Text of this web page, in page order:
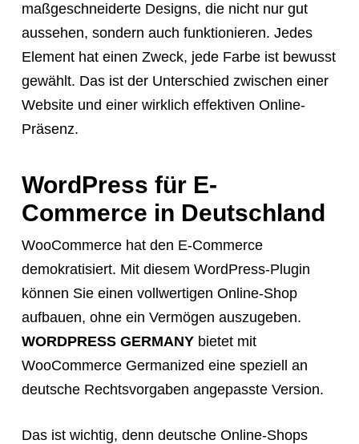
maßgeschneiderte Designs, die nicht nur gut
aussehen, sondern auch funktionieren. Jedes
Element hat einen Zweck, jede Farbe ist bewusst
gewählt. Das ist der Unterschied zwischen einer
Website und einer wirklich effektiven Online-
Präsenz.
WordPress für E-
Commerce in Deutschland
WooCommerce hat den E-Commerce
demokratisiert. Mit diesem WordPress-Plugin
können Sie einen vollwertigen Online-Shop
aufbauen, ohne ein Vermögen auszugeben.
WORDPRESS GERMANYbietet mit
WooCommerce Germanized eine speziell an
deutsche Rechtsvorgaben angepasste Version.
Das ist wichtig, denn deutsche Online-Shops